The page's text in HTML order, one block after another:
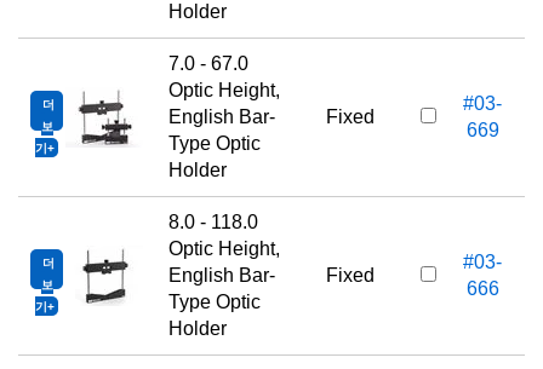
Holder
더
보
기
7.0 - 67.0
Optic Height,
English Bar-
Type Optic
Holder
Fixed
#03-
669
더
보
기
8.0 - 118.0
Optic Height,
English Bar-
Type Optic
Holder
Fixed
#03-
666